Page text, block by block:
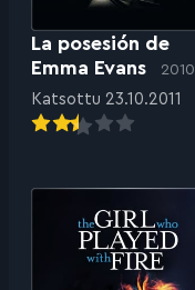
La posesión de
Emma Evans
2010
Katsottu 23.10.2011